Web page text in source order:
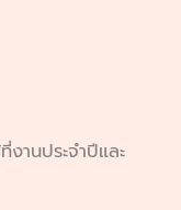
านประจำปีและ